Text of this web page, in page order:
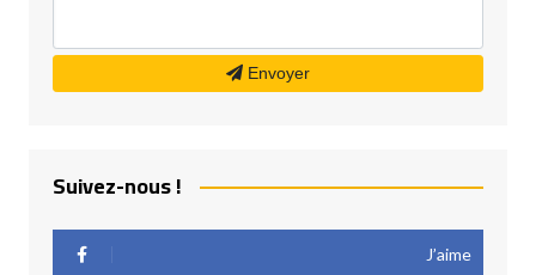
Envoyer
Suivez-nous !
J’aime